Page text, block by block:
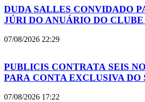
DUDA SALLES CONVIDADO
JÚRI DO ANUÁRIO DO
07/08/2026 22:29
PUBLICIS CONTRATA SEIS
PARA CONTA EXCLUSIVA DO
07/08/2026 17:22